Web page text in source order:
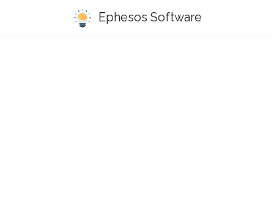
Ephesos Software